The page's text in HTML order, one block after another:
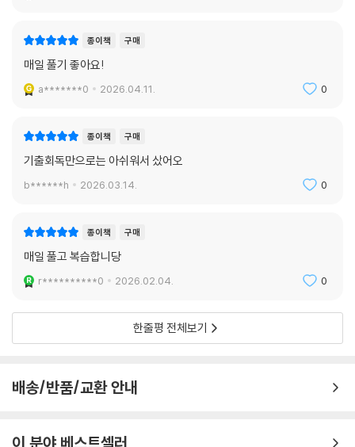
종이책 구매
매일 풀기 좋아요!
a*******0 2026.04.11. 0
종이책 구매
기출회독만으로는 아쉬워서 샀어오
b******h 2026.03.14. 0
종이책 구매
매일 풀고 복습합니당
r**********0 2026.02.04. 0
한줄평 전체보기
배송/반품/교환 안내
이 분야 베스트셀러